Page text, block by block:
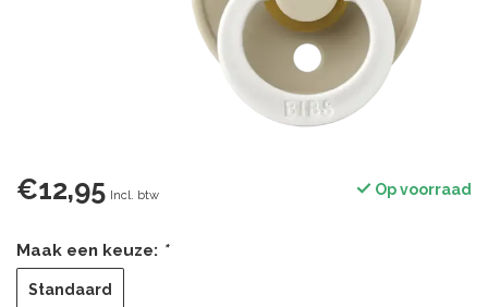
€12,95 Incl. btw Op voorraad
Maak een keuze: *
Standaard